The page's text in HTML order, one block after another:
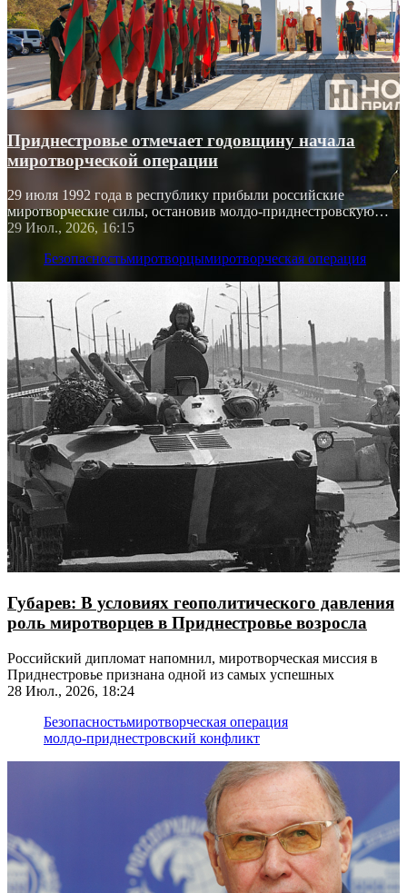
Приднестровье отмечает годовщину начала
миротворческой операции
29 июля 1992 года в республику прибыли российские
миротворческие силы, остановив молдо-приднестровскую
войну
29 Июл., 2026, 16:15
Безопасностьмиротворцымиротворческая операция
Губарев: В условиях геополитического давления
роль миротворцев в Приднестровье возросла
Российский дипломат напомнил, миротворческая миссия в
Приднестровье признана одной из самых успешных
28 Июл., 2026, 18:24
Безопасностьмиротворческая операция
молдо-приднестровский конфликт